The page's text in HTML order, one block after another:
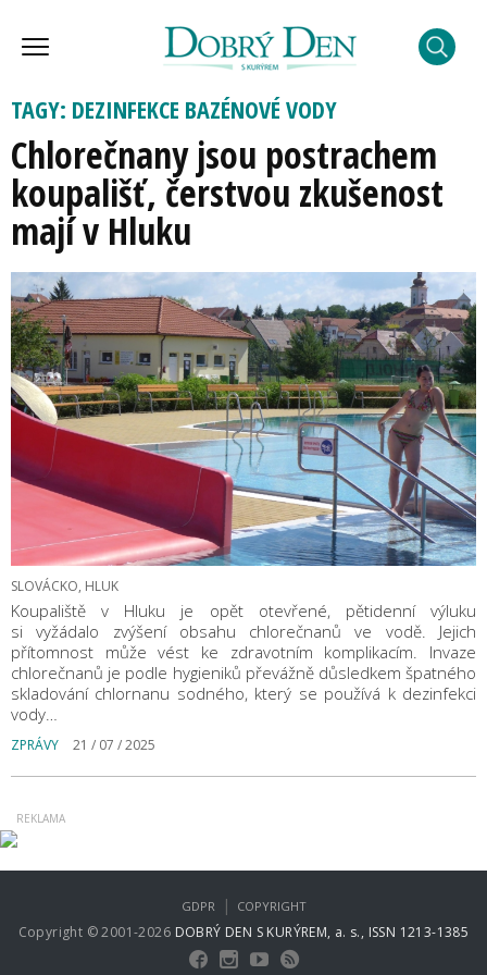
TAGY: DEZINFEKCE BAZÉNOVÉ VODY
Chlorečnany jsou postrachem
koupališť, čerstvou zkušenost
mají v Hluku
SLOVÁCKO, HLUK
Koupaliště v Hluku je opět otevřené, pětidenní výluku
si vyžádalo zvýšení obsahu chlorečnanů ve vodě. Jejich
přítomnost může vést ke zdravotním komplikacím. Invaze
chlorečnanů je podle hygieniků převážně důsledkem špatného
skladování chlornanu sodného, který se používá k dezinfekci
vody…
ZPRÁVY 21 / 07 / 2025
Copyright © 2001-2026 DOBRÝ DEN S KURÝREM, a. s., ISSN 1213-1385
GDPR | COPYRIGHT